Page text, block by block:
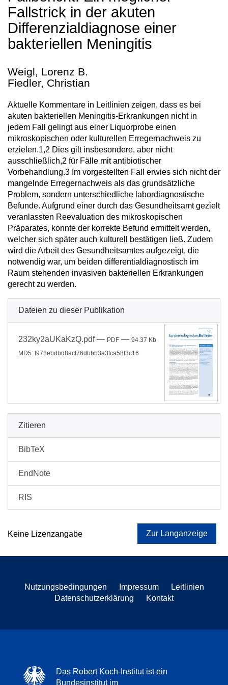
Fallstrick in der akuten
Differenzialdiagnose einer
bakteriellen Meningitis
Weigl, Lorenz B.
Fiedler, Christian
Aktuelle Kommentare in Leitlinien zeigen, dass es bei
akuten bakteriellen Meningitis-Erkrankungen nicht in
jedem Fall gelingt aus einer Liquorprobe einen
mikroskopischen oder kulturellen Erregernachweis zu
erzielen.1,2 Dies gilt insbesondere, aber nicht
ausschließlich,2 für Fälle mit antibiotischer
Vorbehandlung.3 Im vorgestellten Fall erwies sich nicht der
mangelnde Erregernachweis als das grundsätzliche
Problem, sondern unterschiedliche labordiagnostische
Befunde. Aufgrund einer durch das Gesundheitsamt gezielt
veranlassten Reevaluation des mikroskopischen
Präparates, konnte der korrekte Befund ermittelt werden,
welcher sich später auch kulturell bestätigen ließ. Zudem
wird die Arbeit des Gesundheitsamtes aufgezeigt, die
notwendig war, um beiden differentialdiagnostisch im
Raum stehenden invasiven bakteriellen Erkrankungen
gerecht zu werden.
Dateien zu dieser Publikation
232ky2aUKaKzQ.pdf— PDF — 94.37 Kb
MD5: f973ebdbd8acf76dbbb3a3fca58f3c16
Zitieren
BibTeX
EndNote
RIS
Keine Lizenzangabe Zur Langanzeige
Nutzungsbedingungen Impressum
Leitlinien
Datenschutzerklärung
Kontakt
Das Robert Koch-Institut ist ein
Bundesinstitut im